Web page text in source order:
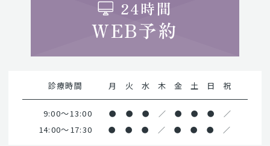
24時間
WEB予約
診療時間 月 火 水 木 金 土 日 祝
9:00～13:00 ● ● ● ／ ● ● ● ／
14:00～17:30 ● ● ● ／ ● ● ● ／